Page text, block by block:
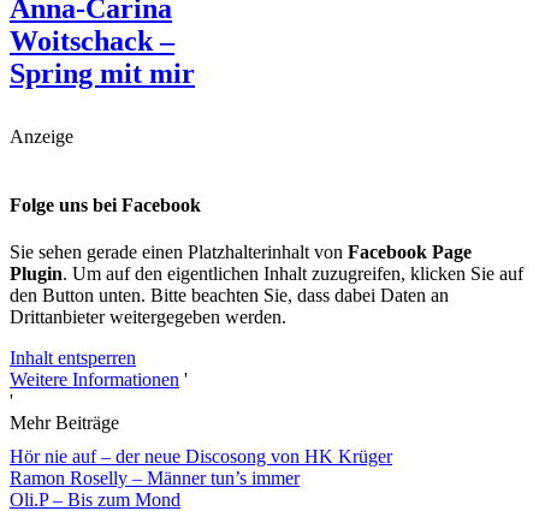
Anna-Carina
Woitschack –
Spring mit mir
Anzeige
Folge uns bei Facebook
Sie sehen gerade einen Platzhalterinhalt von Facebook Page
Plugin. Um auf den eigentlichen Inhalt zuzugreifen, klicken Sie auf
den Button unten. Bitte beachten Sie, dass dabei Daten an
Drittanbieter weitergegeben werden.
Inhalt entsperren
Weitere Informationen '
'
Mehr Beiträge
Hör nie auf – der neue Discosong von HK Krüger
Ramon Roselly – Männer tun’s immer
Oli.P – Bis zum Mond